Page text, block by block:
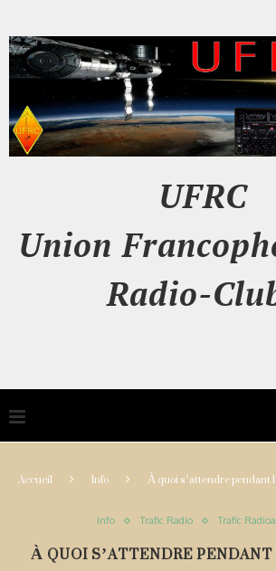
UFRC
Union
Radio-
Accueil Info À quoi s’attendre
Info Trafic Radio Trafic
À QUOI S’ATTENDRE